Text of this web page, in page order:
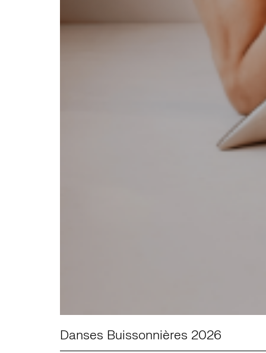
Danses Buissonnières 2026